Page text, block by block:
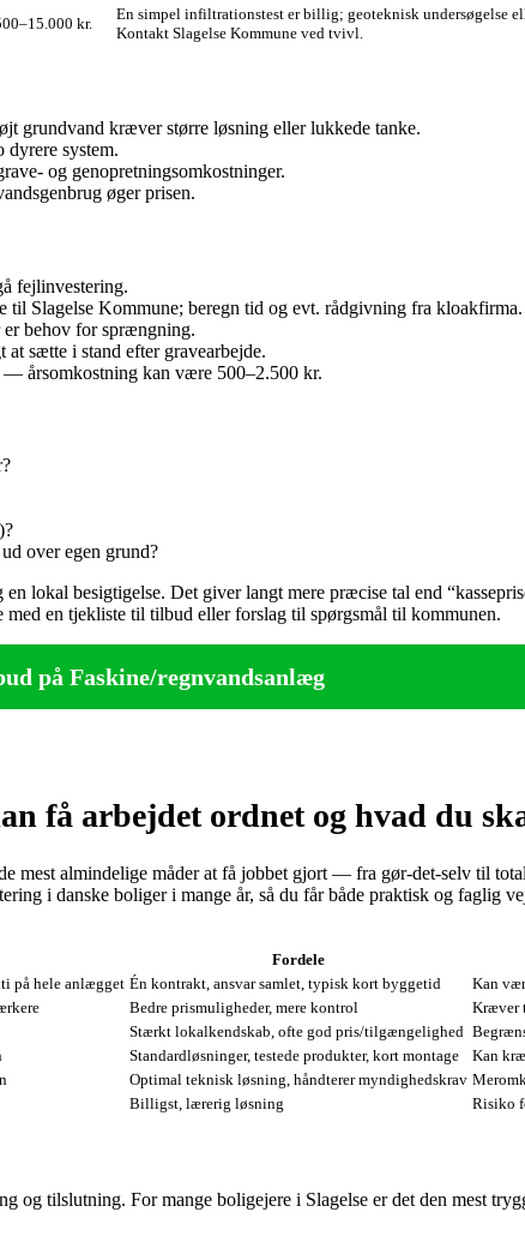
kr.
En simpel infiltrationstest er billig; geoteknisk undersøgelse
Kontakt Slagelse Kommune ved tvivl.
grundvand kræver større løsning eller lukkede tanke.
dyrere system.
og genopretningsomkostninger.
øger prisen.
fejlinvestering.
til Slagelse Kommune; beregn tid og evt. rådgivning fra kloakfirma.
behov for sprængning.
at sætte i stand efter gravearbejde.
— årsomkostning kan være 500–2.500 kr.
over egen grund?
lokal besigtigelse. Det giver langt mere præcise tal end
en tjekliste til tilbud eller forslag til spørgsmål til kommunen.
på Faskine/regnvandsanlæg
få arbejdet ordnet og hvad du
mest almindelige måder at få jobbet gjort — fra gør‑det‑selv til
i danske boliger i mange år, så du får både praktisk og faglig
Fordele
på hele anlægget Én kontrakt, ansvar samlet, typisk kort byggetid
Kan
Bedre prismuligheder, mere kontrol
Kræver
Stærkt lokalkendskab, ofte god pris/tilgængelighed
Standardløsninger, testede produkter, kort montage
Kan
Optimal teknisk løsning, håndterer myndighedskrav
Billigst, lærerig løsning Risiko
og tilslutning. For mange boligejere i Slagelse er det den mest